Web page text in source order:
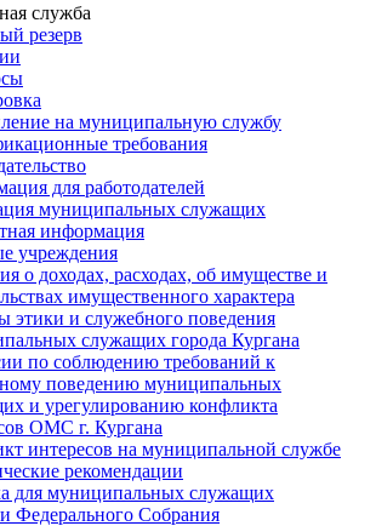
служба
резерв
на муниципальную службу
требования
для работодателей
муниципальных служащих
информация
учреждения
о доходах, расходах, об имуществе и
имущественного характера
этики и служебного поведения
служащих города Кургана
по соблюдению требований к
поведению муниципальных
и урегулированию конфликта
ОМС г. Кургана
интересов на муниципальной службе
рекомендации
для муниципальных служащих
Федерального Cобрания